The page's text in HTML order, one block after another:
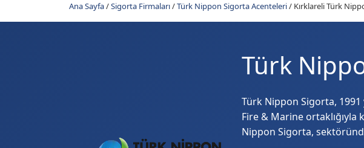
Ana Sayfa/Sigorta Firmaları/Türk Nippon Sigorta Acenteleri/ Kırklareli Türk
Türk
Türk Nippon Sigorta, 1991
Fire & Marine
Nippon Sigorta,